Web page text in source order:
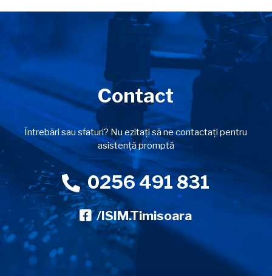
Contact
Întrebări sau sfaturi? Nu ezitați să ne contactați pentru
asistență promptă
0256 491 831
/ISIM.Timisoara